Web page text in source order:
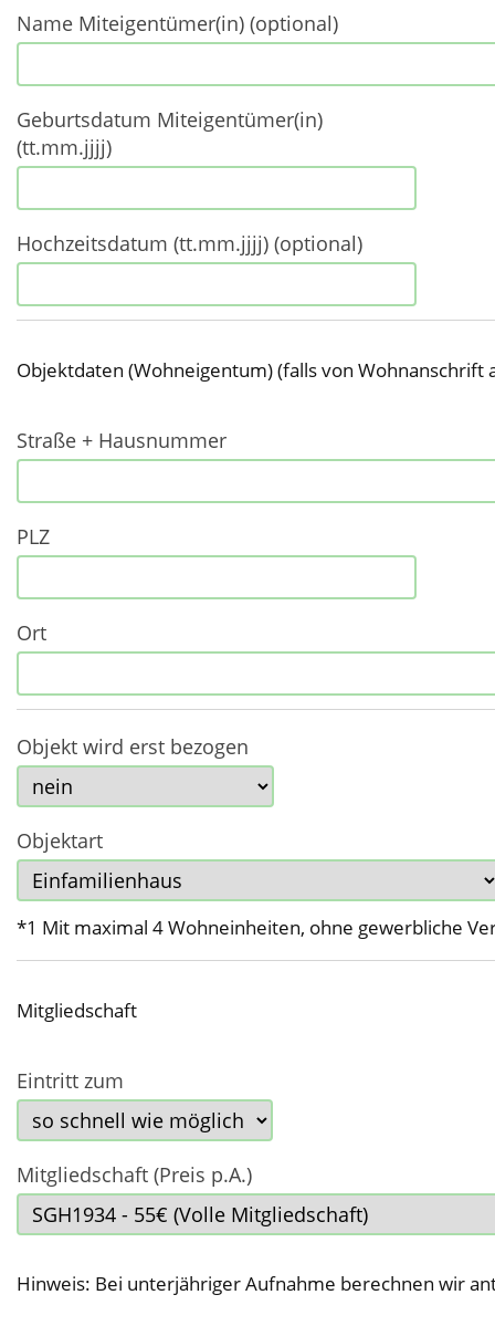
Name Miteigentümer(in) (optional)
Geburtsdatum Miteigentümer(in)
(tt.mm.jjjj)
Hochzeitsdatum (tt.mm.jjjj) (optional)
Objektdaten (Wohneigentum) (falls von Wohnanschrift
Straße + Hausnummer
PLZ
Ort
Objekt wird erst bezogen
Objektart
*1 Mit maximal 4 Wohneinheiten, ohne gewerbliche
Mitgliedschaft
Eintritt zum
Mitgliedschaft (Preis p.A.)
Hinweis: Bei unterjähriger Aufnahme berechnen wir